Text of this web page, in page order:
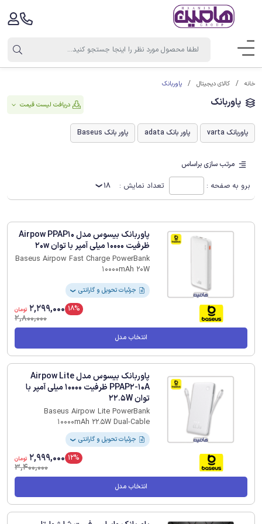
خانه کالای دیجیتال پاوربانک
پاوربانک دریافت لیست قیمت
پاوربانک varta پاور بانک adata پاور بانک Baseus
مرتب سازی براساس
برو به صفحه : تعداد نمایش : 18
پاوربانک بیسوس مدل Airpow PPAP10
ظرفیت 10000 میلی آمپر با توان 20w
Baseus Airpow Fast Charge PowerBank
10000mAh 20W
جزئیات تحویل و گارانتی ❯
18%
2,299,000 تومان
2,800,000
انتخاب مدل
پاوربانک بیسوس مدل Airpow Lite
PPAP2-10A ظرفیت 10000 میلی آمپر با
توان 22.5W
Baseus Airpow Lite PowerBank
10000mAh 22.5W Dual-Cable
جزئیات تحویل و گارانتی ❯
12%
2,999,000 تومان
3,400,000
انتخاب مدل